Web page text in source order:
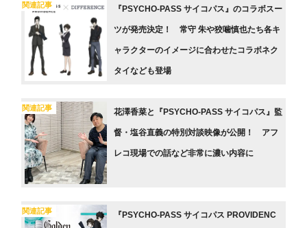
関連記事 『PSYCHO-PASS サイコパス』のコラボスー
ツが発売決定！ 常守 朱や狡噛慎也たち各キ
ャラクターのイメージに合わせたコラボネク
タイなども登場
関連記事 花澤香菜と『PSYCHO-PASS サイコパス』監
督・塩谷直義の特別対談映像が公開！ アフ
レコ現場での話など非常に濃い内容に
関連記事 『PSYCHO-PASS サイコパス PROVIDENC